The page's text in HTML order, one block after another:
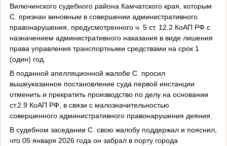
Вилючинского судебного района Камчатского края, которым
С. признан виновным в совершении административного
правонарушения, предусмотренного ч. 5 ст. 12.2 КоАП РФ с
назначением административного наказания в виде лишения
права управления транспортными средствами на срок 1
(один) год.
В поданной апелляционной жалобе С. просил
вышеуказанное постановление суда первой инстанции
отменить и прекратить производство по делу на основании
ст.2.9 КоАП РФ, в связи с малозначительностью
совершенного административного правонарушения деяния.
В судебном заседании С. свою жалобу поддержал и пояснил,
что 05 января 2026 года он забрал в порту города